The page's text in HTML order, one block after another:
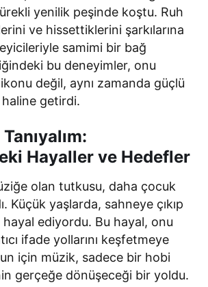
yenilik peşinde koştu. Ruh
ve hissettiklerini şarkılarına
samimi bir bağ
bu deneyimler, onu
değil, aynı zamanda güçlü
getirdi.
Hayaller ve Hedefler
olan tutkusu, daha çocuk
Küçük yaşlarda, sahneye çıkıp
hayal ediyordu. Bu hayal, onu
ifade yollarını keşfetmeye
için müzik, sadece bir hobi
gerçeğe dönüşeceği bir yoldu.